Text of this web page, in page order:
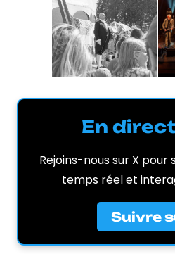
En
Rejoins-nous sur X pour
temps réel et
Suivre